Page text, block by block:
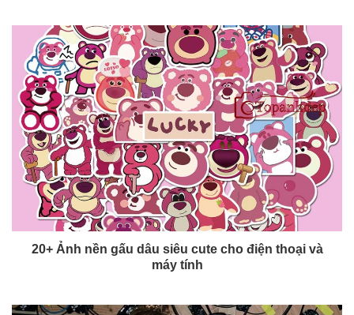
20+ Ảnh nền gấu dâu siêu cute cho điện thoại và
máy tính